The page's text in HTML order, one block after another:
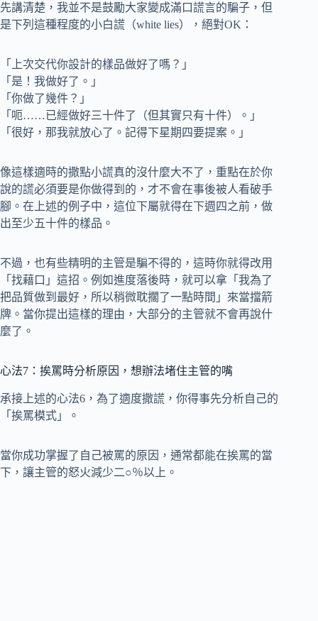
先講清楚，我並不是鼓勵大家變成滿口謊言的騙子，但
是下列這種程度的小白謊（white lies），絕對OK：
「上次交代你設計的樣品做好了嗎？」
「是！我做好了。」
「你做了幾件？」
「呃……已經做好三十件了（但其實只有十件）。」
「很好，那我就放心了。記得下星期四要提案。」
像這樣適時的撒點小謊真的沒什麼大不了，重點在於你
說的謊必須要是你做得到的，才不會在事後被人看破手
腳。在上述的例子中，這位下屬就得在下週四之前，做
出至少五十件的樣品。
不過，也有些精明的主管是騙不得的，這時你就得改用
「找藉口」這招。例如進度落後時，就可以拿「我為了
把品質做到最好，所以稍微耽擱了一點時間」來當擋箭
牌。當你提出這樣的理由，大部分的主管就不會再說什
麼了。
心法7：挨罵時分析原因，想辦法堵住主管的嘴
承接上述的心法6，為了適度撒謊，你得事先分析自己的
「挨罵模式」。
當你成功掌握了自己被罵的原因，通常都能在挨罵的當
下，讓主管的怒火減少二○％以上。